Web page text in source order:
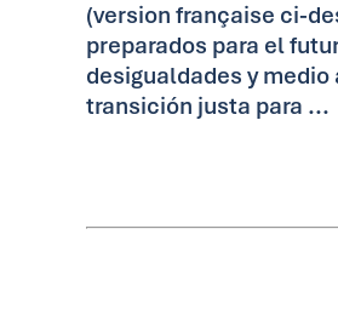
(version française ci-
preparados para el
desigualdades y
transición justa para ...